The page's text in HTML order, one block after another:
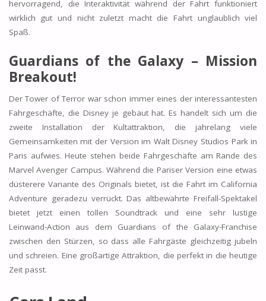
hervorragend, die Interaktivität während der Fahrt funktioniert
wirklich gut und nicht zuletzt macht die Fahrt unglaublich viel
Spaß.
Guardians of the Galaxy – Mission
Breakout!
Der Tower of Terror war schon immer eines der interessantesten
Fahrgeschäfte, die Disney je gebaut hat. Es handelt sich um die
zweite Installation der Kultattraktion, die jahrelang viele
Gemeinsamkeiten mit der Version im Walt Disney Studios Park in
Paris aufwies. Heute stehen beide Fahrgeschäfte am Rande des
Marvel Avenger Campus. Während die Pariser Version eine etwas
düsterere Variante des Originals bietet, ist die Fahrt im California
Adventure geradezu verrückt. Das altbewährte Freifall-Spektakel
bietet jetzt einen tollen Soundtrack und eine sehr lustige
Leinwand-Action aus dem Guardians of the Galaxy-Franchise
zwischen den Stürzen, so dass alle Fahrgäste gleichzeitig jubeln
und schreien. Eine großartige Attraktion, die perfekt in die heutige
Zeit passt.